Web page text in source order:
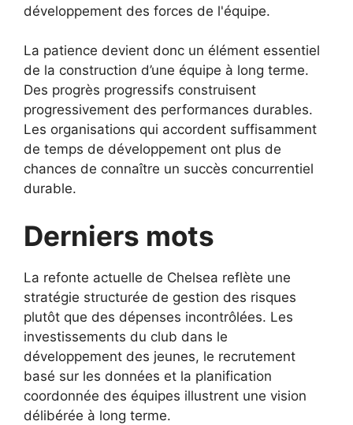
développement des forces de l'équipe.
La patience devient donc un élément essentiel
de la construction d’une équipe à long terme.
Des progrès progressifs construisent
progressivement des performances durables.
Les organisations qui accordent suffisamment
de temps de développement ont plus de
chances de connaître un succès concurrentiel
durable.
Derniers mots
La refonte actuelle de Chelsea reflète une
stratégie structurée de gestion des risques
plutôt que des dépenses incontrôlées. Les
investissements du club dans le
développement des jeunes, le recrutement
basé sur les données et la planification
coordonnée des équipes illustrent une vision
délibérée à long terme.